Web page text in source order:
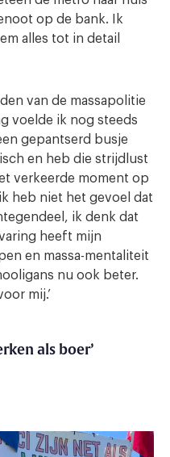
op de bank. Ik
alles tot in detail
van de massapolitie
voelde ik nog steeds
gepantserd busje
en heb die strijdlust
verkeerde moment op
heb niet het gevoel dat
ik denk dat
heeft mijn
en massa-mentaliteit
nu ook beter.
mij.’
als boer’